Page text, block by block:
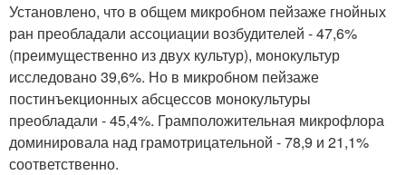
Установлено, что в общем микробном пейзаже гнойных
ран преобладали ассоциации возбудителей - 47,6%
(преимущественно из двух культур), монокультур
исследовано 39,6%. Но в микробном пейзаже
постинъекционных абсцессов монокультуры
преобладали - 45,4%. Грамположительная микрофлора
доминировала над грамотрицательной - 78,9 и 21,1%
соответственно.